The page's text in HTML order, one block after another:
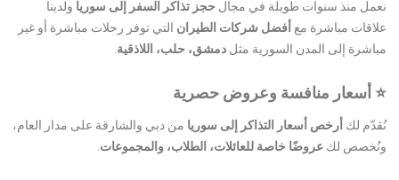
نعمل منذ سنوات طويلة في مجال حجز تذاكر السفر إلى سوريا ولدينا
علاقات مباشرة مع أفضل شركات الطيران التي توفر رحلات مباشرة أو غير
مباشرة إلى المدن السورية مثل دمشق، حلب، اللاذقية
⭐أسعار منافسة وعروض حصرية
نُقدّم لك أرخص أسعار التذاكر إلى سوريا من دبي والشارقة على مدار العام،
ونُخصص لك عروضًا خاصة للعائلات، الطلاب، والمجموعات